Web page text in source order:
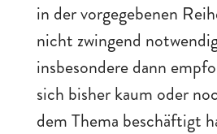
in der vorgegebenen
nicht zwingend
insbesondere dann
sich bisher kaum oder
dem Thema beschäftigt